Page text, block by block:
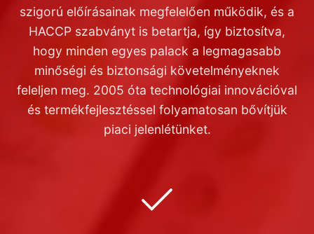
szigorú előírásainak megfelelően működik, és a
HACCP szabványt is betartja, így biztosítva,
hogy minden egyes palack a legmagasabb
minőségi és biztonsági követelményeknek
feleljen meg. 2005 óta technológiai innovációval
és termékfejlesztéssel folyamatosan bővítjük
piaci jelenlétünket.